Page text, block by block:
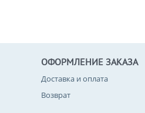
ОФОРМЛЕНИЕ ЗАКАЗА
Доставка и оплата
Возврат